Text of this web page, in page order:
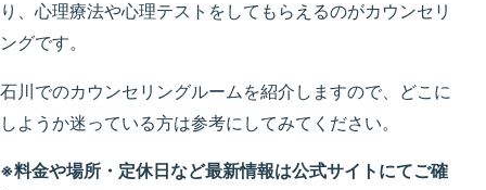
り、心理療法や心理テストをしてもらえるのがカウンセリ
ングです。
石川でのカウンセリングルームを紹介しますので、どこに
しようか迷っている方は参考にしてみてください。
※料金や場所・定休日など最新情報は公式サイトにてご確